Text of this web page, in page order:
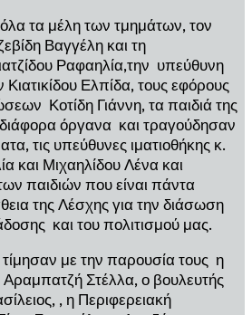
τα μέλη των τμημάτων, τον
Βαγγέλη και τη
Ραφαηλία,την υπεύθυνη
Ελπίδα, τους εφόρους
Κοτίδη Γιάννη, τα παιδιά της
όργανα και τραγούδησαν
τις υπεύθυνες ιματιοθήκης κ.
και Μιχαηλίδου Λένα και
των παιδιών που είναι πάντα
της Λέσχης για την διάσωση
και του πολιτισμού μας.
με την παρουσία τους η
Αραμπατζή Στέλλα, ο βουλευτής
, η Περιφερειακή